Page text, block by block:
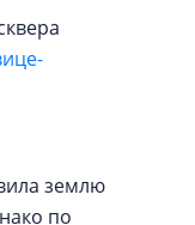
землю
по